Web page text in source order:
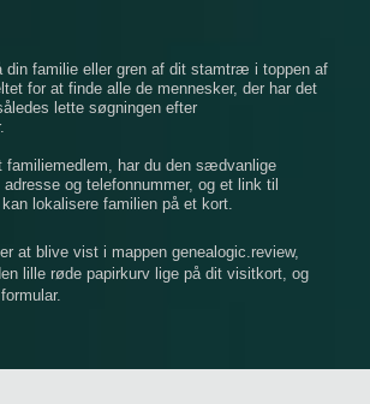
din familie eller gren af ​​dit stamtræ i toppen af
for at finde alle de mennesker, der har det
lette søgningen efter
familiemedlem, har du den sædvanlige
og telefonnummer, og et link til
lokalisere familien på et kort.
at blive vist i mappen genealogic.review,
lille røde papirkurv lige på dit visitkort, og